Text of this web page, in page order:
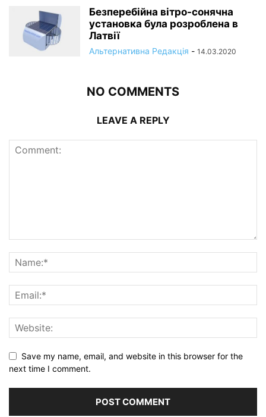
Безперебійна вітро-сонячна
установка була розроблена в
Латвії
Альтернативна Редакція - 14.03.2020
NO COMMENTS
LEAVE A REPLY
Save my name, email, and website in this browser for the
next time I comment.